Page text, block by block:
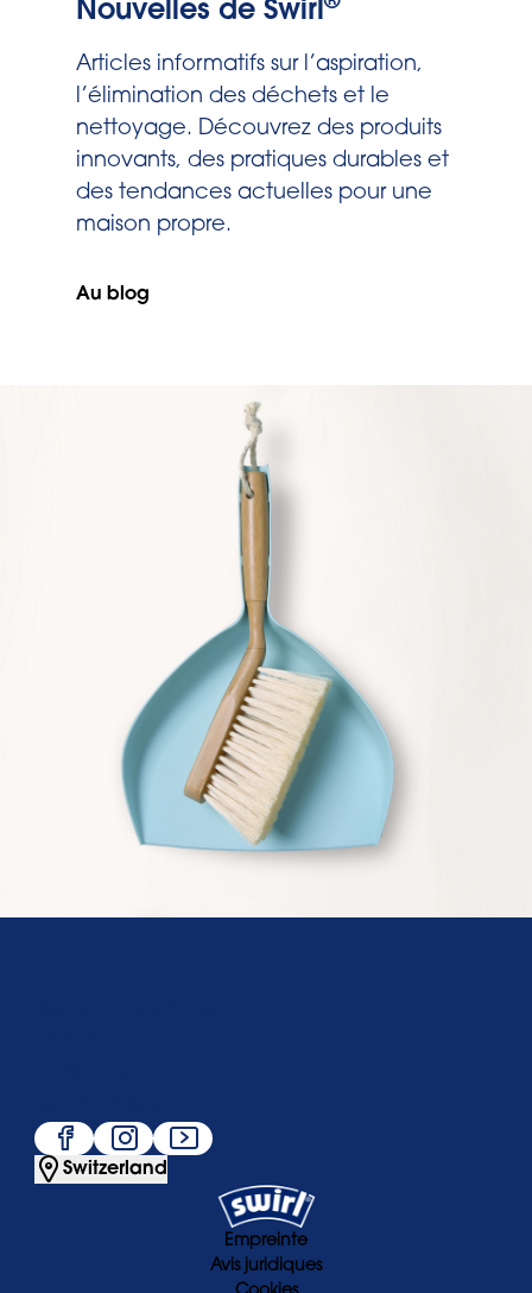
Nouvelles de Swirl
Articles informatifs sur l’aspiration,
l’élimination des déchets et le
nettoyage. Découvrez des produits
innovants, des pratiques durables et
des tendances actuelles pour une
maison propre.
Au blog
Switzerland
Empreinte
Avis juridiques